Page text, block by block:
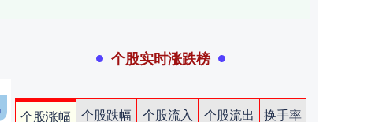
个股实时涨跌榜
个股涨幅 个股跌幅 个股流入 个股流出
换手率